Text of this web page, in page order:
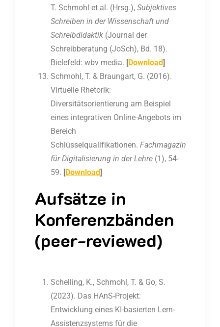
T. Schmohl et al. (Hrsg.),Subjektives
Schreiben in der Wissenschaft und
Schreibdidaktik (Journal der
Schreibberatung (JoSch), Bd. 18).
Bielefeld: wbv media. [Download]
Schmohl, T. & Braungart, G. (2016).
Virtuelle Rhetorik:
Diversitätsorientierung am Beispiel
eines integrativen Online-Angebots im
Bereich
Schlüsselqualifikationen.Fachmagazin
für Digitalisierung in der Lehre (1), 54-
59. [Download]
Aufsätze in
Konferenzbänden
(peer-reviewed)
Schelling, K., Schmohl, T. & Go, S.
(2023). Das HAnS-Projekt:
Entwicklung eines KI-basierten Lern-
Assistenzsystems für die